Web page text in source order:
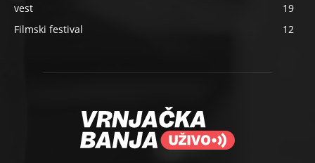
vest
19
Filmski festival
12